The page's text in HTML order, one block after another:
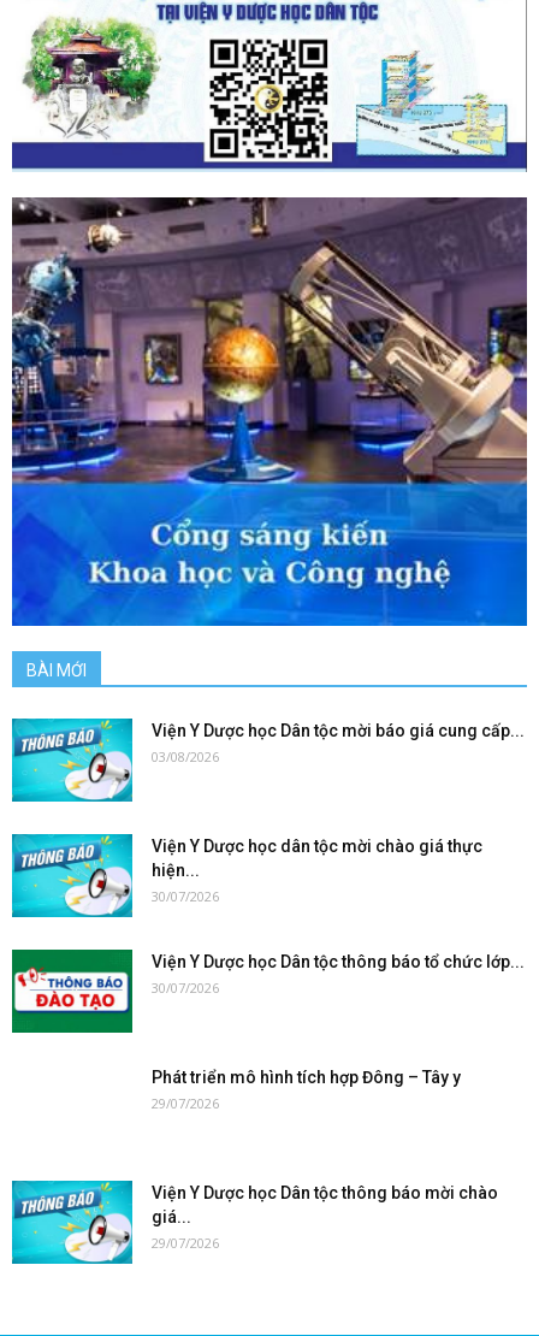
BÀI MỚI
Viện Y Dược học Dân tộc mời báo giá cung cấp...
03/08/2026
Viện Y Dược học dân tộc mời chào giá thực
hiện...
30/07/2026
Viện Y Dược học Dân tộc thông báo tổ chức lớp...
30/07/2026
Phát triển mô hình tích hợp Đông – Tây y
29/07/2026
Viện Y Dược học Dân tộc thông báo mời chào
giá...
29/07/2026